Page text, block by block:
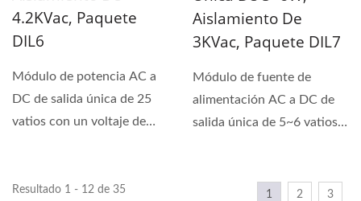
4.2KVac, Paquete
DIL6
Módulo de potencia AC a
DC de salida única de 25
vatios con un voltaje de
Aislamiento De
3KVac, Paquete DIL7
Módulo de fuente de
alimentación AC a DC de
salida única de 5~6 vatios
Resultado 1 - 12 de 35 1 2 3